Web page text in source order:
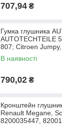
707,94 ₴
Гумка глушника
AUTOTECHTEILE
807; Citroen
1400303280
В наявності
790,02 ₴
Кронштейн
Renault Megane,
8200035447,